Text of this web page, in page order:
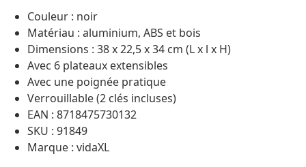
Couleur : noir
Matériau : aluminium, ABS et bois
Dimensions : 38 x 22,5 x 34 cm (L x l x H)
Avec 6 plateaux extensibles
Avec une poignée pratique
Verrouillable (2 clés incluses)
EAN : 8718475730132
SKU : 91849
Marque : vidaXL